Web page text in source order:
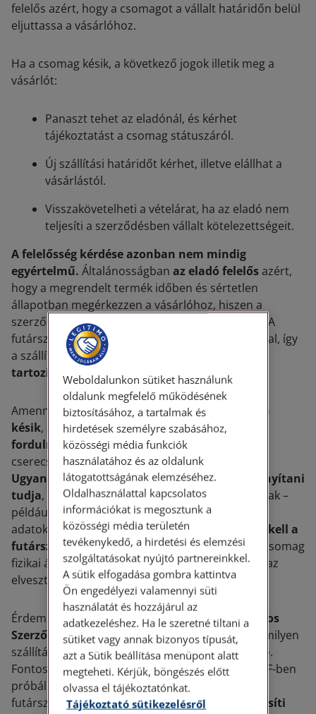
felelős azért, hogy a csomagot a vállalt határidőn belül
eljuttassa a vásárlóhoz.
Ha a csomag késik, a következő jogok illetik meg a
vásárlót:
Panaszt tehet az eladónál, és kérhet
tájékoztatást a csomag státuszáról.
Új szállítási határidőt kérhet, illetve elállhat a
vásárlástól.
Visszakövetelheti a vételárat, ha az eladó nem
teljesíti a szerződésben vállalt kötelezettségeit.
A felelősség kérdése azonban nem mindig
egyértelmű. Általánosságban az eladó felelősazért,
hogy a megrendelt termék időben és sértetlen
állapotban megérkezzen a vásárlóhoz, hiszen a
szerződés a vásárló és az eladó között jön létre. A
futárszolgálatot az eladó bízza meg a kiszállítással, így
a szállítási problémákért is
tartozik felelősséggel
Amennyiben a csomag elveszik vagy jelentősen
késik, a vásárlónakelőször az eladóhoz kell
fordulnia, és az eladónak kell intézkednie a
cserecsomagról vagy a pénzvisszatérítésről.
Ugyanakkor előfordulhat, hogy az eladó bizonyítani
tudja, hogy a csomagot átadta a futárszolgálatnak –
például feladási bizonylattal vagy nyomkövetési
adatokkal. Ebben az esetbenmár a vásárlónak kell a
futárszolgálattal szemben fellépnie, hiszen a csomag
fizikai átadása megtörtént, és a késedelem vagy az
elvesztés a futár hibájából eredhet.
Érdemes előzetesen átnézni a webshopÁltalános
Szerződési Feltételeit (ÁSZF), hogy megtudjuk, milyen
szállítási és garanciális feltételeket vállal az eladó.
Fontos tudni, hogy bár egyes webshopok az ÁSZF-ben
próbálhatják a felelősséget teljes mértékben a
futárszolgálatra hárítani,ez nem mindig mentesíti
Weboldalunkon sütiket használunk
oldalunk megfelelő működésének
biztosításához, a tartalmak és
hirdetések személyre szabásához,
közösségi média funkciók
használatához és az oldalunk
látogatottságának elemzéséhez.
Oldalhasználattal kapcsolatos
információkat is megosztunk a
közösségi média területén
tevékenykedő, a hirdetési és elemzési
szolgáltatásokat nyújtó partnereinkkel.
A sütik elfogadása gombra kattintva
Ön engedélyezi valamennyi süti
használatát és hozzájárul az
adatkezeléshez. Ha le szeretné tiltani a
sütiket vagy annak bizonyos típusát,
azt a Sütik beállítása menüpont alatt
megteheti. Kérjük, böngészés előtt
olvassa el tájékoztatónkat.
Tájékoztató sütikezelésről